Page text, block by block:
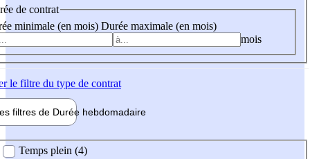
de contrat
minimale (en mois) Durée maximale (en mois)
mois
le filtre du type de contrat
filtres de Durée hebdomadaire
Temps plein (4)